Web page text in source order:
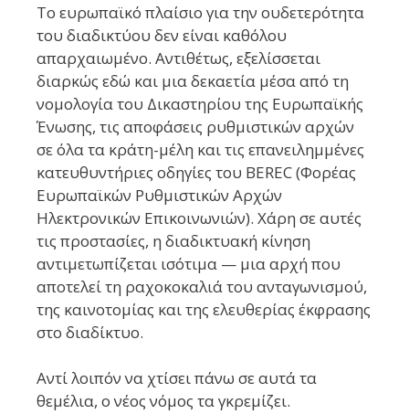
Το ευρωπαϊκό πλαίσιο για την ουδετερότητα
του διαδικτύου δεν είναι καθόλου
απαρχαιωμένο. Αντιθέτως, εξελίσσεται
διαρκώς εδώ και μια δεκαετία μέσα από τη
νομολογία του Δικαστηρίου της Ευρωπαϊκής
Ένωσης, τις αποφάσεις ρυθμιστικών αρχών
σε όλα τα κράτη-μέλη και τις επανειλημμένες
κατευθυντήριες οδηγίες του BEREC (Φορέας
Ευρωπαϊκών Ρυθμιστικών Αρχών
Ηλεκτρονικών Επικοινωνιών). Χάρη σε αυτές
τις προστασίες, η διαδικτυακή κίνηση
αντιμετωπίζεται ισότιμα — μια αρχή που
αποτελεί τη ραχοκοκαλιά του ανταγωνισμού,
της καινοτομίας και της ελευθερίας έκφρασης
στο διαδίκτυο.
Αντί λοιπόν να χτίσει πάνω σε αυτά τα
θεμέλια, ο νέος νόμος τα γκρεμίζει.